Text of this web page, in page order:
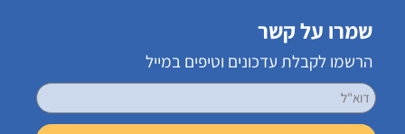
שמרו על קשר
הרשמו לקבלת עדכונים וטיפים במייל